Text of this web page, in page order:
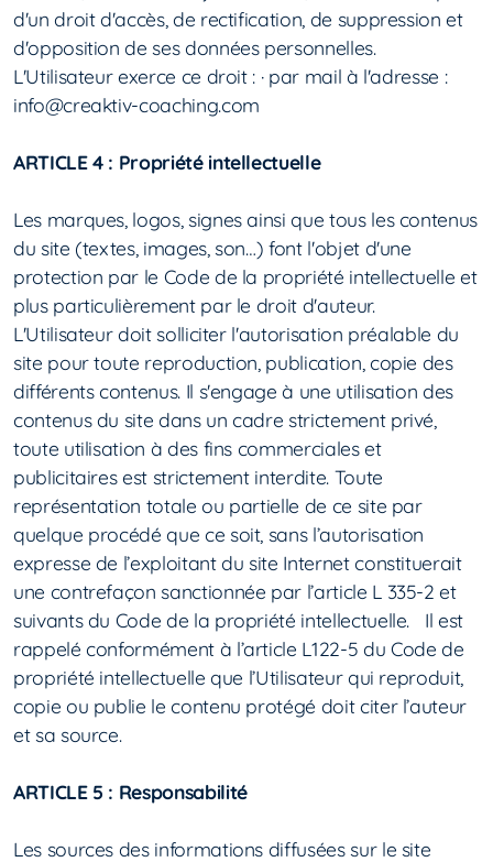
d'un droit d'accès, de rectification, de suppression et
d'opposition de ses données personnelles.
L'Utilisateur exerce ce droit : · par mail à l'adresse :
info@creaktiv-coaching.com
ARTICLE 4 : Propriété intellectuelle
Les marques, logos, signes ainsi que tous les contenus
du site (textes, images, son…) font l'objet d'une
protection par le Code de la propriété intellectuelle et
plus particulièrement par le droit d'auteur.
L'Utilisateur doit solliciter l'autorisation préalable du
site pour toute reproduction, publication, copie des
différents contenus. Il s'engage à une utilisation des
contenus du site dans un cadre strictement privé,
toute utilisation à des fins commerciales et
publicitaires est strictement interdite. Toute
représentation totale ou partielle de ce site par
quelque procédé que ce soit, sans l’autorisation
expresse de l’exploitant du site Internet constituerait
une contrefaçon sanctionnée par l’article L 335-2 et
suivants du Code de la propriété intellectuelle. Il est
rappelé conformément à l’article L122-5 du Code de
propriété intellectuelle que l’Utilisateur qui reproduit,
copie ou publie le contenu protégé doit citer l’auteur
et sa source.
ARTICLE 5 : Responsabilité
Les sources des informations diffusées sur le site